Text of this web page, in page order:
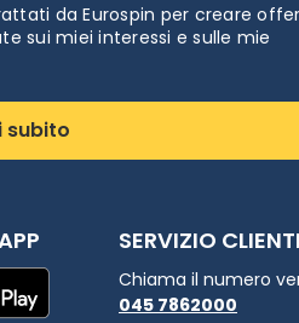
da Eurospin per creare
sui miei interessi e sulle mie
subito
SERVIZIO CLIENTI
Chiama il numero
045 7862000